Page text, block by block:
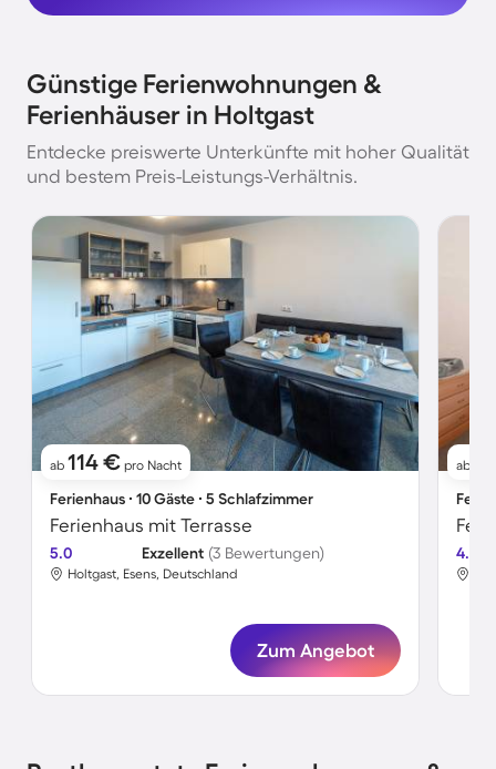
Günstige Ferienwohnungen &
Ferienhäuser in Holtgast
Entdecke preiswerte Unterkünfte mit hoher Qualität
und bestem Preis-Leistungs-Verhältnis.
ab 114 € pro Nacht
Ferienhaus ∙ 10 Gäste ∙ 5 Schlafzimmer
Ferienhaus mit Terrasse
5.0 Exzellent (3 Bewertungen)
Holtgast, Esens, Deutschland
Zum Angebot
ab
4.6